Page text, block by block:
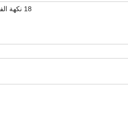
18 نكهة الفواكه المختلطة (توت العليق ، الفراولة والموز إلخ)